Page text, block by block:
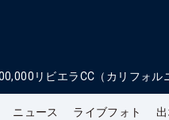
リビエラCC（カリフォル
ニュース ライブフォト